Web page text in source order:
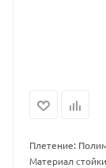
Плетение:
Материал